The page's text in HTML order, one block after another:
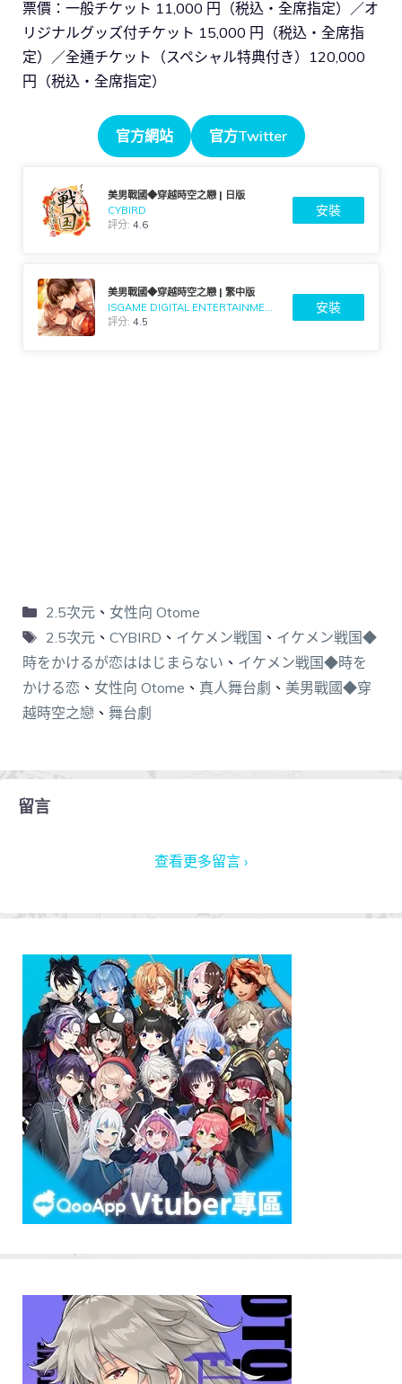
票價：一般チケット 11,000 円（税込・全席指定）／オ
リジナルグッズ付チケット 15,000 円（税込・全席指
定）／全通チケット（スペシャル特典付き）120,000
円（税込・全席指定）
官方網站 官方Twitter
美男戰國◆穿越時空之戀 | 日版
CYBIRD
評分:4.6
安裝
美男戰國◆穿越時空之戀 | 繁中版
評分:4.5
安裝
2.5次元、 女性向 Otome
2.5次元、 CYBIRD 、 イケメン戦国 、 イケメン戦国◆
時をかけるが恋ははじまらない 、 イケメン戦国◆時を
かける恋 、 女性向 Otome 、 真人舞台劇 、 美男戰國◆穿
越時空之戀 、 舞台劇
留言
查看更多留言 ›